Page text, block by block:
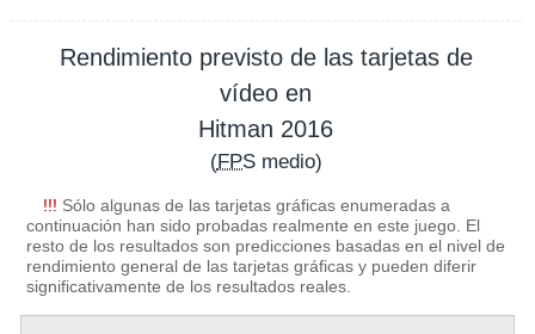
Rendimiento previsto de las tarjetas de
vídeo en
Hitman 2016
(FPSmedio)
!!! Sólo algunas de las tarjetas gráficas enumeradas a
continuación han sido probadas realmente en este juego. El
resto de los resultados son predicciones basadas en el nivel de
rendimiento general de las tarjetas gráficas y pueden diferir
significativamente de los resultados reales.